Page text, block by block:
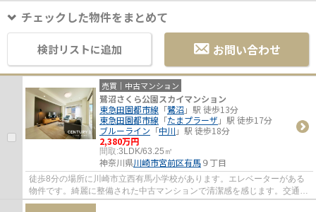
チェックした物件をまとめて
検討リストに追加 お問い合わせ
売買｜中古マンション
鷺沼さくら公園スカイマンション
東急田園都市線 「鷺沼」駅 徒歩13分
東急田園都市線 「たまプラーザ 」駅 徒歩17分
ブルーライン 「中川 」駅 徒歩18分
2,380万円
間取:3LDK/63.25㎡
神奈川県川崎市宮前区有馬９丁目
徒歩8分の場所に川崎市立西有馬小学校があります。エレベーターがある
物件です。綺麗に整備された中古マンションで清潔感を感じます。交通ア
クセスが良好な東急田園都市線鷺沼周辺なら...